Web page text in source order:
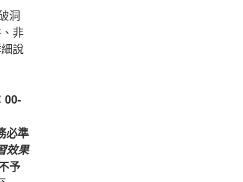
洞
非
說
00-
必準
效果
予